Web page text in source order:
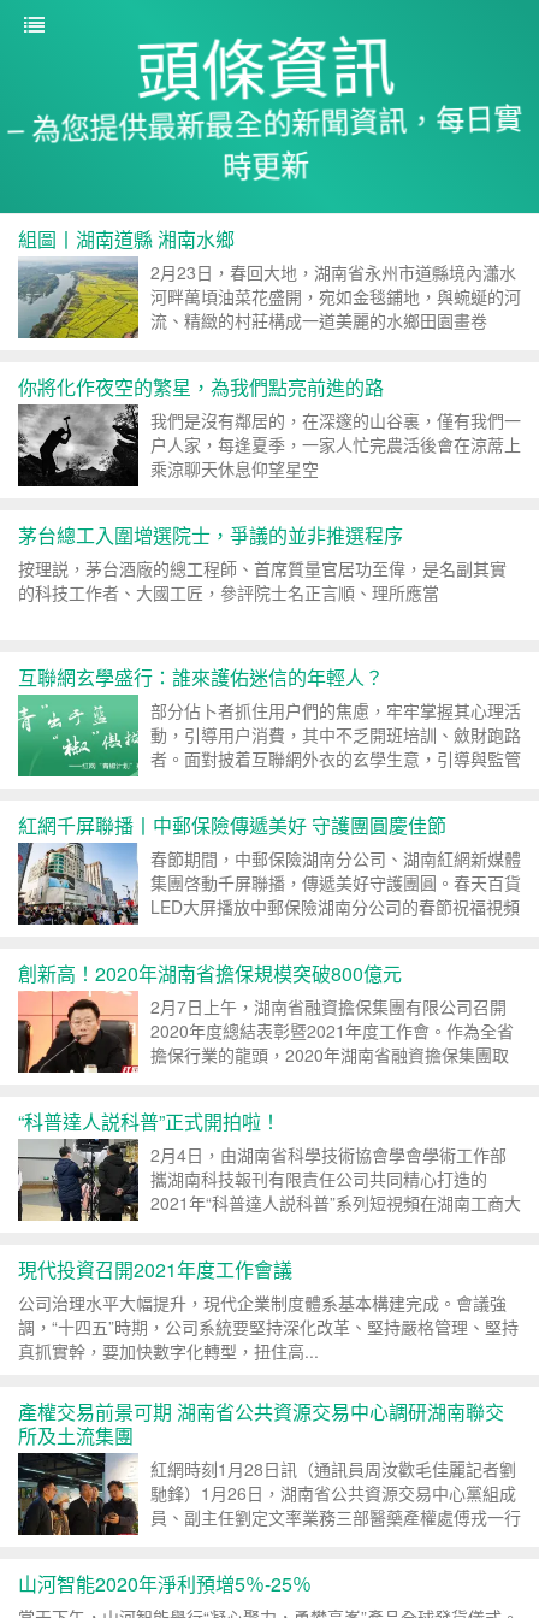
頭條資訊
– 為您提供最新最全的新聞資訊，每日實
時更新
組圖丨湖南道縣 湘南水鄉
2月23日，春回大地，湖南省永州市道縣境內瀟水
河畔萬頃油菜花盛開，宛如金毯鋪地，與蜿蜒的河
流、精緻的村莊構成一道美麗的水鄉田園畫卷
你將化作夜空的繁星，為我們點亮前進的路
我們是沒有鄰居的，在深邃的山谷裏，僅有我們一
户人家，每逢夏季，一家人忙完農活後會在涼蓆上
乘涼聊天休息仰望星空
茅台總工入圍增選院士，爭議的並非推選程序
按理説，茅台酒廠的總工程師、首席質量官居功至偉，是名副其實
的科技工作者、大國工匠，參評院士名正言順、理所應當
互聯網玄學盛行：誰來護佑迷信的年輕人？
部分佔卜者抓住用户們的焦慮，牢牢掌握其心理活
動，引導用户消費，其中不乏開班培訓、斂財跑路
者。面對披着互聯網外衣的玄學生意，引導與監管
紅網千屏聯播丨中郵保險傳遞美好 守護團圓慶佳節
春節期間，中郵保險湖南分公司、湖南紅網新媒體
集團啓動千屏聯播，傳遞美好守護團圓。春天百貨
LED大屏播放中郵保險湖南分公司的春節祝福視頻
創新高！2020年湖南省擔保規模突破800億元
2月7日上午，湖南省融資擔保集團有限公司召開
2020年度總結表彰暨2021年度工作會。作為全省
擔保行業的龍頭，2020年湖南省融資擔保集團取
“科普達人説科普”正式開拍啦！
2月4日，由湖南省科學技術協會學會學術工作部
攜湖南科技報刊有限責任公司共同精心打造的
2021年“科普達人説科普”系列短視頻在湖南工商大
現代投資召開2021年度工作會議
公司治理水平大幅提升，現代企業制度體系基本構建完成。會議強
調，“十四五”時期，公司系統要堅持深化改革、堅持嚴格管理、堅持
真抓實幹，要加快數字化轉型，扭住高...
產權交易前景可期 湖南省公共資源交易中心調研湖南聯交
所及土流集團
紅網時刻1月28日訊（通訊員周汝歡毛佳麗記者劉
馳鋒）1月26日，湖南省公共資源交易中心黨組成
員、副主任劉定文率業務三部醫藥產權處傅戎一行
山河智能2020年淨利預增5％-25％